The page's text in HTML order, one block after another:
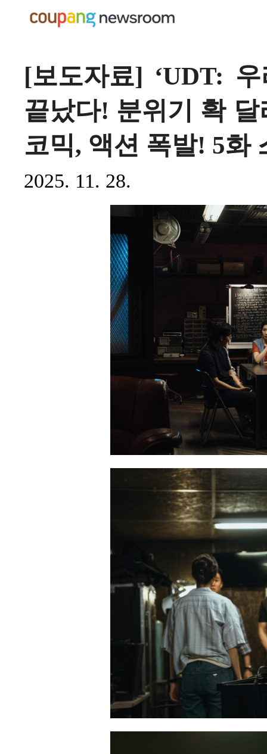
[보도자료] ‘UDT:
끝났다! 분위기 확 달
코믹, 액션 폭발! 5화
2025. 11. 28.